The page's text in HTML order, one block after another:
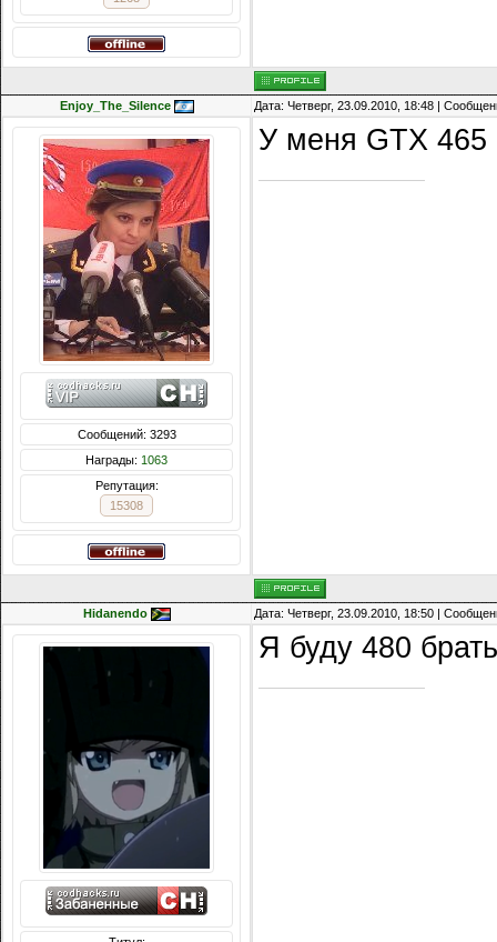
Enjoy_The_Silence Дата: Четверг, 23.09.2010, 18:48 |
Сообщений: 3293
Награды: 1063
Репутация:
15308
У меня GTX 465
Hidanendo Дата: Четверг, 23.09.2010, 18:50 |
Я буду 480